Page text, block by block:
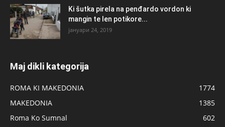
Ki šutka pirela na penđardo vordon ki
mangin te len potikore...
јануари 24, 2019
Maj dikli kategorija
ROMA KI MAKEDONIA
1774
MAKEDONIA
1385
Roma Ko Sumnal
602